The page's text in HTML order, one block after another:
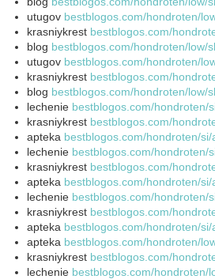
utugov bestblogos.com/hondroten/
krasniykrest bestblogos.com/
blog bestblogos.com/hondroten/low/
utugov bestblogos.com/hondroten/
krasniykrest bestblogos.com/
blog bestblogos.com/hondroten/low/
lechenie bestblogos.com/hondroten/
krasniykrest bestblogos.com/
apteka bestblogos.com/hondroten/si/
lechenie bestblogos.com/hondroten/
krasniykrest bestblogos.com/
apteka bestblogos.com/hondroten/si/
lechenie bestblogos.com/hondroten/
krasniykrest bestblogos.com/
apteka bestblogos.com/hondroten/si/
apteka bestblogos.com/hondroten/
krasniykrest bestblogos.com/
lechenie bestblogos.com/hondroten/